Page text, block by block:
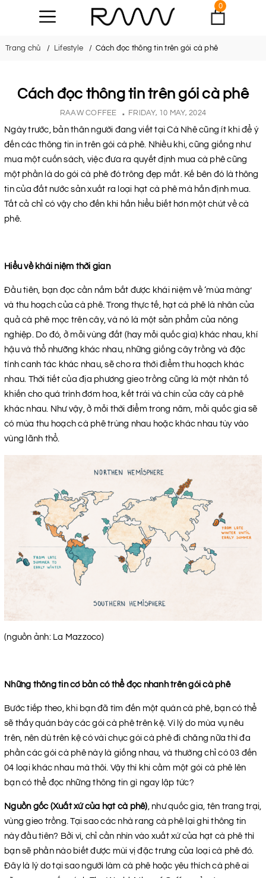
0
Trang chủ Lifestyle Cách đọc thông tin trên gói cà phê
Cách đọc thông tin trên gói cà phê
RAAW COFFEE FRIDAY, 10 MAY, 2024
Ngày trước, bản thân người đang viết tại Cà Nhê cũng ít khi để ý
đến các thông tin in trên gói cà phê. Nhiều khi, cũng giống như
mua một cuốn sách, việc đưa ra quyết định mua cà phê cũng
một phần là do gói cà phê đó trông đẹp mắt. Kế bên đó là thông
tin của đất nước sản xuất ra loại hạt cà phê mà hắn định mua.
Tất cả chỉ có vậy cho đến khi hắn hiểu biết hơn một chút về cà
phê.
Hiểu về khái niệm thời gian
Đầu tiên, bạn đọc cần nắm bắt được khái niệm về ‘mùa màng’
và thu hoạch của cà phê. Trong thực tế, hạt cà phê là nhân của
quả cà phê mọc trên cây, và nó là một sản phẩm của nông
nghiệp. Do đó, ở mỗi vùng đất (hay mỗi quốc gia) khác nhau, khí
hậu và thổ nhưỡng khác nhau, những giống cây trồng và đặc
tính canh tác khác nhau, sẽ cho ra thời điểm thu hoạch khác
nhau. Thời tiết của địa phương gieo trồng cũng là một nhân tố
khiến cho quá trình đơm hoa, kết trái và chín của cây cà phê
khác nhau. Như vậy, ở mỗi thời điểm trong năm, mỗi quốc gia sẽ
có mùa thu hoạch cà phê trùng nhau hoặc khác nhau tùy vào
vùng lãnh thổ.
(nguồn ảnh: La Mazzoco)
Những thông tin cơ bản có thể đọc nhanh trên gói cà phê
Bước tiếp theo, khi bạn đã tìm đến một quán cà phê, bạn có thể
sẽ thấy quán bày các gói cà phê trên kệ. Vì lý do mùa vụ nêu
trên, nên dù trên kệ có vài chục gói cà phê đi chăng nữa thì đa
phần các gói cà phê này là giống nhau, và thường chỉ có 03 đến
04 loại khác nhau mà thôi. Vậy thì khi cầm một gói cà phê lên
bạn có thể đọc những thông tin gì ngay lập tức?
Nguồn gốc (Xuất xứ của hạt cà phê) , như quốc gia, tên trang trại,
vùng gieo trồng. Tại sao các nhà rang cà phê lại ghi thông tin
này đầu tiên? Bởi vì, chỉ cần nhìn vào xuất xứ của hạt cà phê thì
bạn sẽ phần nào biết được mùi vị đặc trưng của loại cà phê đó.
Đây là lý do tại sao người làm cà phê hoặc yêu thích cà phê ai